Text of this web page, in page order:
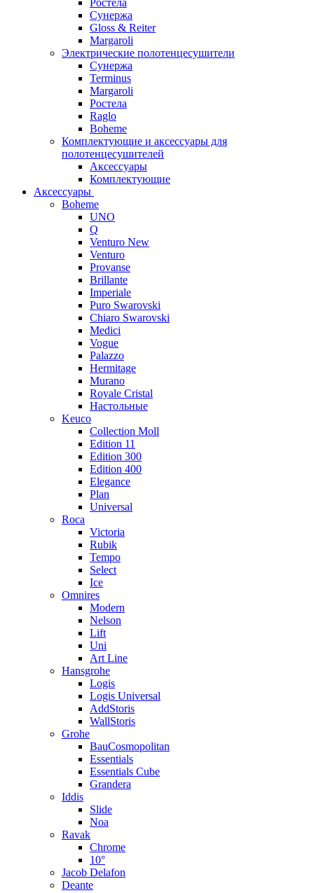
Ростела
Сунержа
Gloss & Reiter
Margaroli
Электрические полотенцесушители
Сунержа
Terminus
Margaroli
Ростела
Raglo
Boheme
Комплектующие и аксессуары для
полотенцесушителей
Аксессуары
Комплектующие
Аксессуары
Boheme
UNO
Q
Venturo New
Venturo
Provanse
Brillante
Imperiale
Puro Swarovski
Chiaro Swarovski
Medici
Vogue
Palazzo
Hermitage
Murano
Royale Cristal
Настольные
Keuco
Collection Moll
Edition 11
Edition 300
Edition 400
Elegance
Plan
Universal
Roca
Victoria
Rubik
Tempo
Select
Ice
Omnires
Modern
Nelson
Lift
Uni
Art Line
Hansgrohe
Logis
Logis Universal
AddStoris
WallStoris
Grohe
BauCosmopolitan
Essentials
Essentials Cube
Grandera
Iddis
Slide
Noa
Ravak
Chrome
10°
Jacob Delafon
Deante